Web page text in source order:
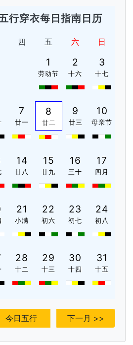
行穿衣每日指南日历
四 五 六 日
1
劳动节
2
十六
3
十七
7
廿一
8
廿二
9
廿三
10
母亲节
14
廿八
15
廿九
16
三十
17
四月
21
小满
22
初六
23
初七
24
初八
28
十二
29
十三
30
十四
31
十五
今日五行 下一月 >>